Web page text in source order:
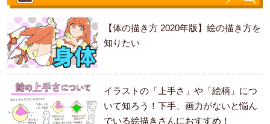
【体の描き方 2020年版】絵の描き方を
知りたい
イラストの「上手さ」や「絵柄」につ
いて知ろう！下手、画力がないと悩ん
でいる絵描きさんにおすすめ！